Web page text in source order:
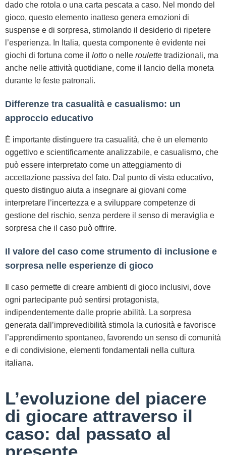
dado che rotola o una carta pescata a caso. Nel mondo del
gioco, questo elemento inatteso genera emozioni di
suspense e di sorpresa, stimolando il desiderio di ripetere
l’esperienza. In Italia, questa componente è evidente nei
giochi di fortuna come il lotto o nelle roulette tradizionali, ma
anche nelle attività quotidiane, come il lancio della moneta
durante le feste patronali.
Differenze tra casualità e casualismo: un
approccio educativo
È importante distinguere tra casualità, che è un elemento
oggettivo e scientificamente analizzabile, e casualismo, che
può essere interpretato come un atteggiamento di
accettazione passiva del fato. Dal punto di vista educativo,
questo distinguo aiuta a insegnare ai giovani come
interpretare l’incertezza e a sviluppare competenze di
gestione del rischio, senza perdere il senso di meraviglia e
sorpresa che il caso può offrire.
Il valore del caso come strumento di inclusione e
sorpresa nelle esperienze di gioco
Il caso permette di creare ambienti di gioco inclusivi, dove
ogni partecipante può sentirsi protagonista,
indipendentemente dalle proprie abilità. La sorpresa
generata dall’imprevedibilità stimola la curiosità e favorisce
l’apprendimento spontaneo, favorendo un senso di comunità
e di condivisione, elementi fondamentali nella cultura
italiana.
L’evoluzione del piacere
di giocare attraverso il
caso: dal passato al